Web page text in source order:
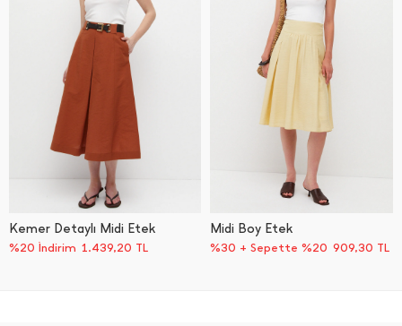
Kemer Detaylı Midi Etek
%20 İndirim 1.439,20 TL
Midi Boy Etek
%30 + Sepette %20 909,30 TL